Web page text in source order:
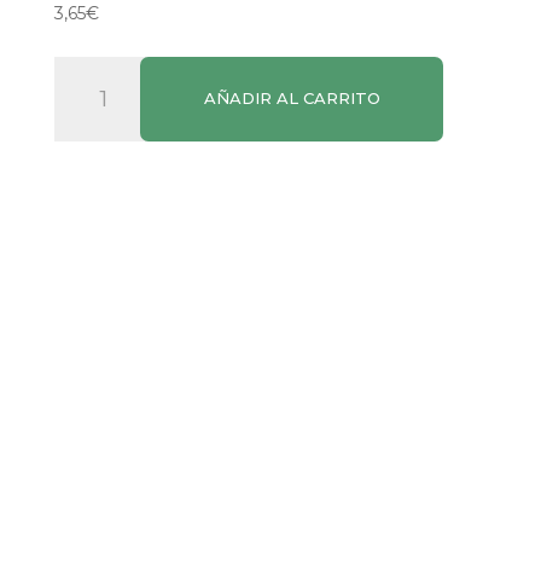
3,65€
Blanco
Semidulce
AÑADIR AL CARRITO